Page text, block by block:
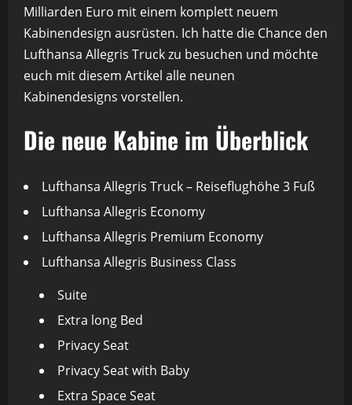
Milliarden Euro mit einem komplett neuem
Kabinendesign ausrüsten. Ich hatte die Chance den
Lufthansa Allegris Truck zu besuchen und möchte
euch mit diesem Artikel alle neunen
Kabinendesigns vorstellen.
Die neue Kabine im Überblick
Lufthansa Allegris Truck – Reiseflughöhe 3 Fuß
Lufthansa Allegris Economy
Lufthansa Allegris Premium Economy
Lufthansa Allegris Business Class
Suite
Extra long Bed
Privacy Seat
Privacy Seat with Baby
Extra Space Seat